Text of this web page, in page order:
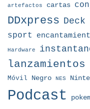
artefactos cartas
DDxpress Deck
sport
Hardware
lanzamientos
Móvil Negro NES
Podcast